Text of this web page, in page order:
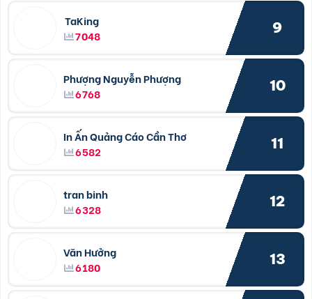
TaKing
7048
9
Phượng Nguyễn Phượng
6768
10
In Ấn Quảng Cáo Cần Thơ
6582
11
tran binh
6328
12
Văn Hưởng
6180
13